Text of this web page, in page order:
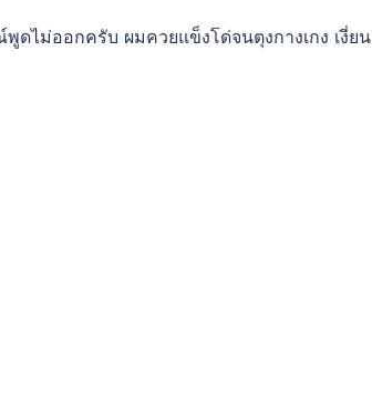
ดไม่ออกครับ ผมควยแข็งโด่จนตุงกางเกง เงี่ยน